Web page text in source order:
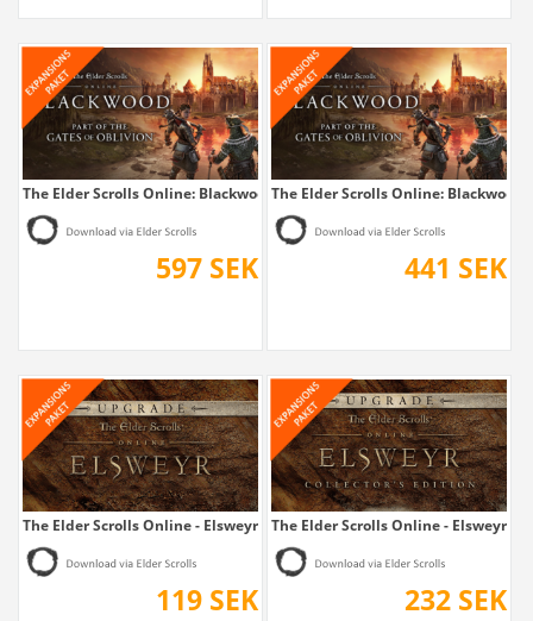
The Elder Scrolls Online: Blackwood...
597 SEK
The Elder Scrolls Online: Blackwood
441 SEK
The Elder Scrolls Online - Elsweyr Upgrade
119 SEK
The Elder Scrolls Online - Elsweyr...
232 SEK